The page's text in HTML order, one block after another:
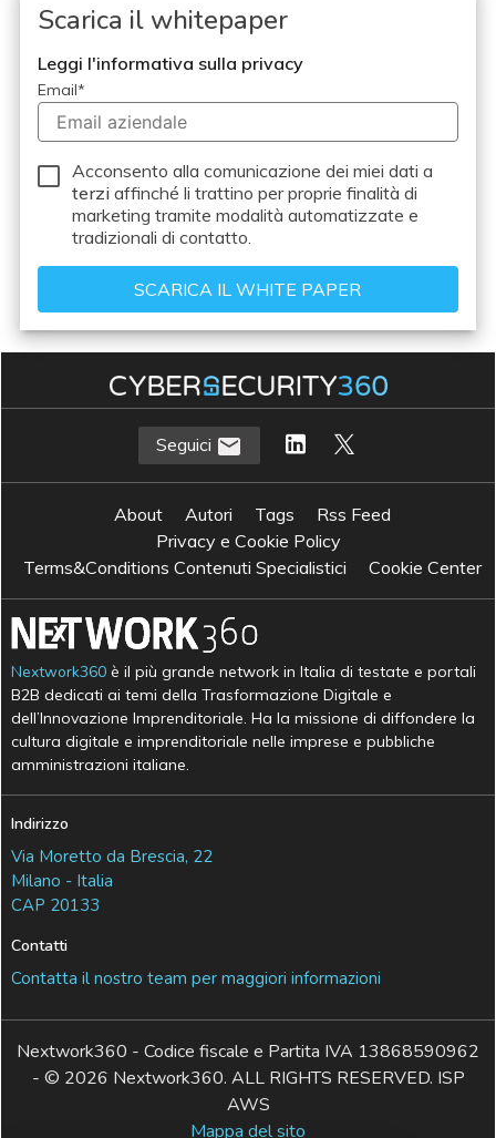
Scarica il whitepaper
Leggi l'informativa sulla privacy
Email*
Acconsento alla comunicazione dei miei dati a
terzi affinché li trattino per proprie finalità di
marketing tramite modalità automatizzate e
tradizionali di contatto.
Seguici
About Autori Tags
Rss Feed
Privacy e Cookie Policy
Terms&Conditions Contenuti Specialistici
Cookie Center
Nextwork360 è il più grande network in Italia di testate e portali
B2B dedicati ai temi della Trasformazione Digitale e
dell’Innovazione Imprenditoriale. Ha la missione di diffondere la
cultura digitale e imprenditoriale nelle imprese e pubbliche
amministrazioni italiane.
Indirizzo
Via Moretto da Brescia, 22
Milano - Italia
CAP 20133
Contatti
Contatta il nostro team per maggiori informazioni
Nextwork360 - Codice fiscale e Partita IVA 13868590962
- © 2026 Nextwork360. ALL RIGHTS RESERVED. ISP
AWS
Mappa del sito